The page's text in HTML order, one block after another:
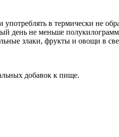
в термически не
день не меньше
злаки, фрукты и овощи в
добавок к пище.